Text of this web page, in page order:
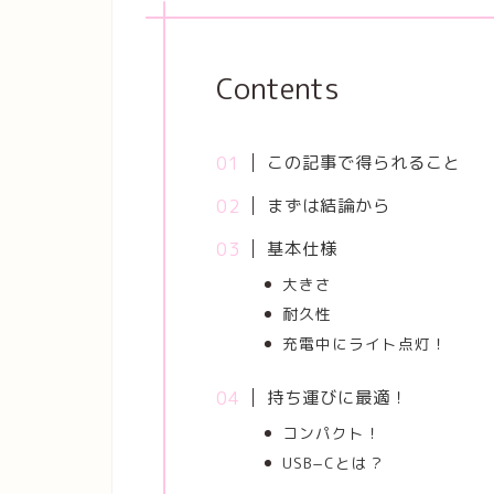
Contents
この記事で得られること
まずは結論から
基本仕様
大きさ
耐久性
充電中にライト点灯！
持ち運びに最適！
コンパクト！
USB−Cとは？